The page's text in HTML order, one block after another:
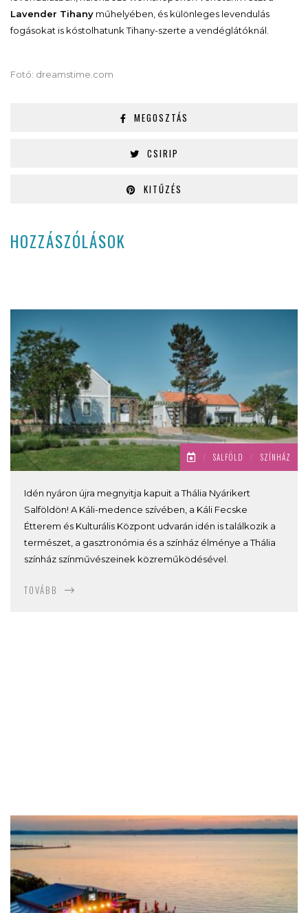
Lavender Tihany műhelyében, és különleges levendulás
fogásokat is kóstolhatunk Tihany-szerte a vendéglátóknál.
Fotó: dreamstime.com
MEGOSZTÁS
CSIRIP
KITŰZÉS
HOZZÁSZÓLÁSOK
/ SALFÖLD / SZÍNHÁZ
Idén nyáron újra megnyitja kapuit a Thália Nyárikert
Salföldön! A Káli-medence szívében, a Káli Fecske
Étterem és Kulturális Központ udvarán idén is találkozik a
természet, a gasztronómia és a színház élménye a Thália
színház színművészeinek közreműködésével.
TOVÁBB